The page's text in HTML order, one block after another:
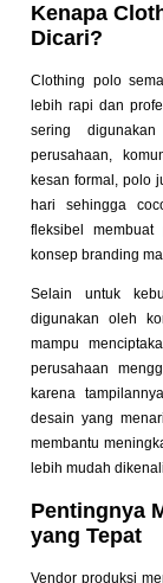
Kenapa
Dicari?
Clothing polo
lebih rapi dan
sering
perusahaan,
kesan formal, polo
hari sehingga
fleksibel
konsep branding
Selain untuk
digunakan oleh
mampu
perusahaan
karena
desain yang
membantu
lebih mudah
Pentingnya
yang Tepat
Vendor produksi